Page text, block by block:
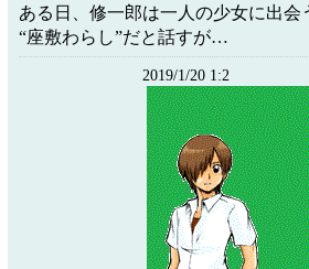
ある日、修一郎は一人の少女に出
“座敷わらし”だと話すが…
2019/1/20 1:2